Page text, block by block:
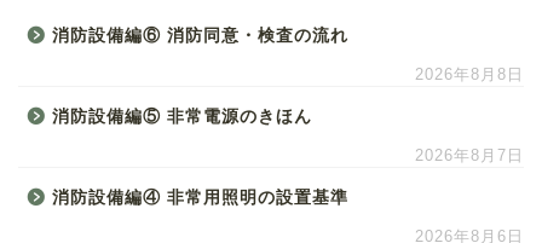
消防設備編⑥ 消防同意・検査の流れ
2026年8月8日
消防設備編⑤ 非常電源のきほん
2026年8月7日
消防設備編④ 非常用照明の設置基準
2026年8月6日